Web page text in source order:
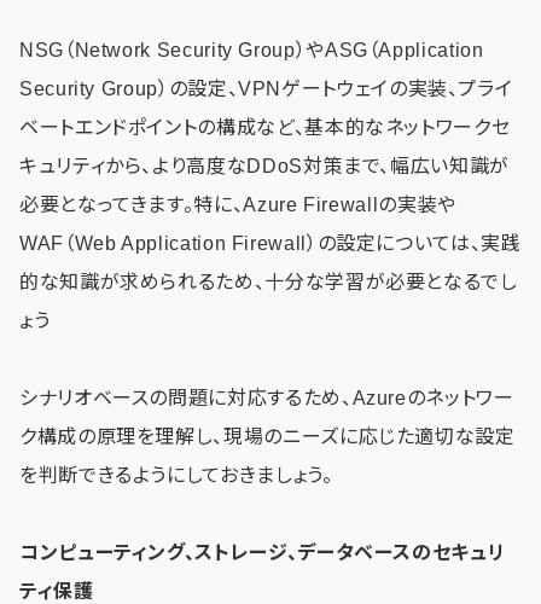
NSG（Network Security Group）やASG（Application
Security Group）の設定、VPNゲートウェイの実装、プライ
ベートエンドポイントの構成など、基本的なネットワークセ
キュリティから、より高度なDDoS対策まで、幅広い知識が
必要となってきます。特に、Azure Firewallの実装や
WAF（Web Application Firewall）の設定については、実践
的な知識が求められるため、十分な学習が必要となるでし
ょう
シナリオベースの問題に対応するため、Azureのネットワー
ク構成の原理を理解し、現場のニーズに応じた適切な設定
を判断できるようにしておきましょう。
コンピューティング、ストレージ、データベースのセキュリ
ティ保護